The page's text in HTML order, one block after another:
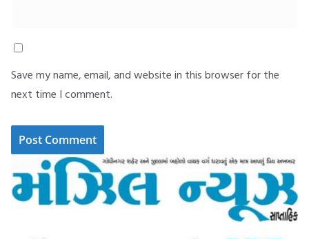
Save my name, email, and website in this browser for the
next time I comment.